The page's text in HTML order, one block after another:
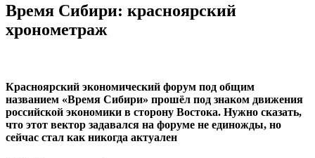
Время Сибири: красноярский
хронометраж
Красноярский экономический форум под общим
названием «Время Сибири» прошёл под знаком движения
российской экономики в сторону Востока. Нужно сказать,
что этот вектор задавался на форуме не единожды, но
сейчас стал как никогда актуален